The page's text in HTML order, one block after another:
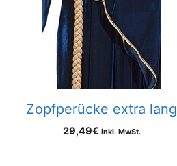
Zopfperücke extra lang
29,49€ inkl. MwSt.